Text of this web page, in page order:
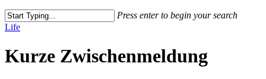
Press enter to begin your search
Close
Life
Kurze Zwischenmeldung